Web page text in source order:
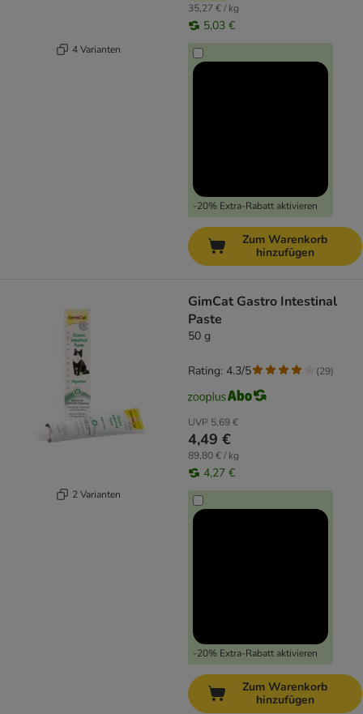
4 Varianten
35,27 € / kg
5,03 €
-20% Extra-Rabatt aktivieren
Zum Warenkorb
hinzufügen
2 Varianten
GimCat Gastro Intestinal
Paste
50 g
UVP 5,69 €
4,49 €
89,80 € / kg
4,27 €
-20% Extra-Rabatt aktivieren
Rating: 4.3/5 (29)
Zum Warenkorb
hinzufügen